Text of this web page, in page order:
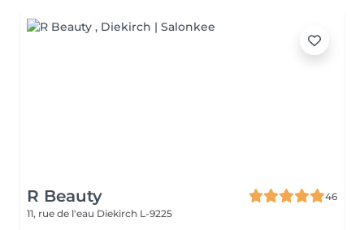
R Beauty
46
11, rue de l'eau Diekirch L-9225